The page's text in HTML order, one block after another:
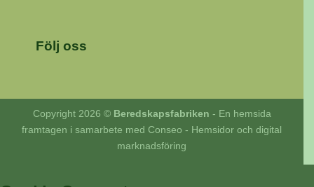
Följ oss
Copyright 2026 © Beredskapsfabriken - En hemsida
framtagen i samarbete med Conseo - Hemsidor och digital
marknadsföring